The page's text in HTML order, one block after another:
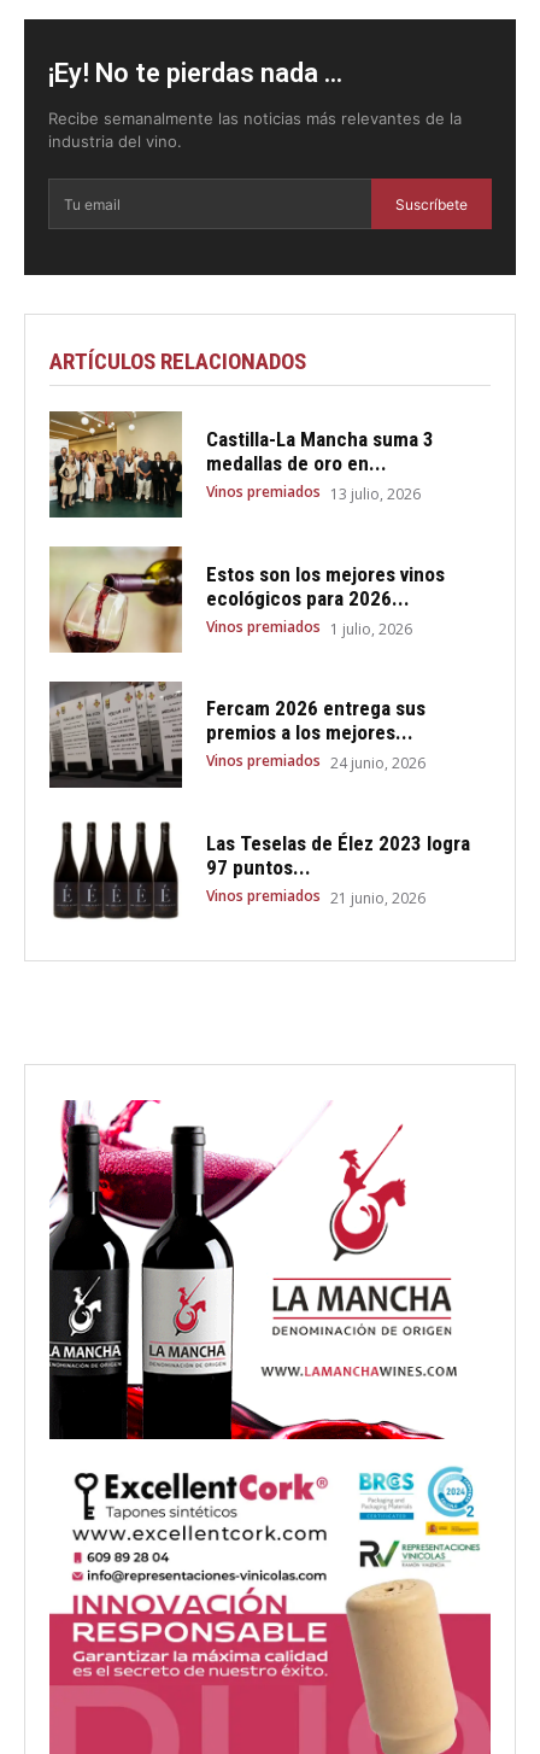
¡Ey! No te pierdas nada ...
Recibe semanalmente las noticias más relevantes de la
industria del vino.
Suscríbete
ARTÍCULOS RELACIONADOS
Castilla-La Mancha suma 3
medallas de oro en...
Vinos premiados 13 julio, 2026
Estos son los mejores vinos
ecológicos para 2026...
Vinos premiados 1 julio, 2026
Fercam 2026 entrega sus
premios a los mejores...
Vinos premiados 24 junio, 2026
Las Teselas de Élez 2023 logra
97 puntos...
Vinos premiados 21 junio, 2026